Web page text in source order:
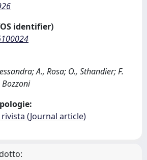
identifier)
A., Rosa; O., Sthandier; F.
Bozzoni
(Journal article)